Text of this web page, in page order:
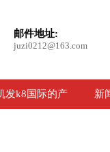
邮件地址:
juzi0212@163.com
发k8国际的产 新